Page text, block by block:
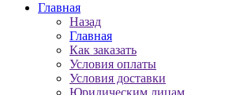
Главная
Назад
Главная
Как заказать
Условия оплаты
Условия доставки
Юридическим лицам